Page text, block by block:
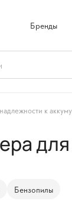
Бренды
к
Бензопилы